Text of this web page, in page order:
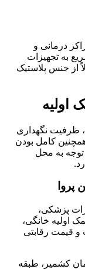
درمانی و
به تجهیزات
از جنس پلاستیک
اولیه
ظرفیت نگهداری
کامل بودن
توجه به محل
پروا
پزشکی،
اولیه خانگی،
و قیمت رقابتی
کشمیر، طبقه